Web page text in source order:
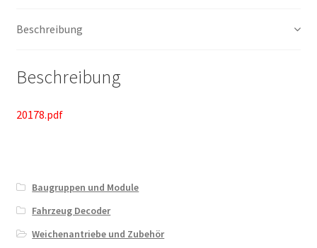
Beschreibung
Beschreibung
20178.pdf
Baugruppen und Module
Fahrzeug Decoder
Weichenantriebe und Zubehör